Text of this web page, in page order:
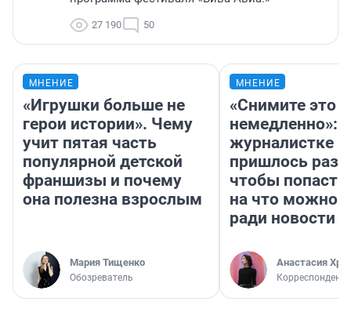
27 190 50
МНЕНИЕ
«Игрушки больше не
герои истории». Чему
учит пятая часть
популярной детской
франшизы и почему
она полезна взрослым
Мария Тищенко
Обозреватель
МНЕНИЕ
«Снимите это
немедленно»:
журналистке
пришлось
чтобы попасть
на что можно
ради новости
Анастасия
Корреспондент